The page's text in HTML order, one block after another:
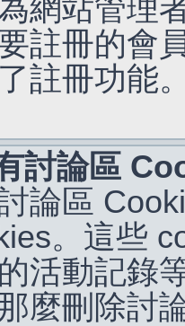
網站管理
註冊的會
註冊功能
討論區
討論區
。這些
活動記錄
麼刪除討